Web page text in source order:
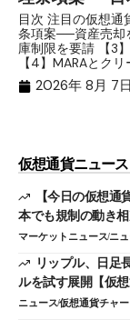
目次 注目の仮想通
条項案──資産売却
庫制限を要請 【3
【4】MARAとク
2026年 8月 7日
仮想通貨ニュース
【今日の仮想
本でも規制の動き
マーケットニュースニ
リップル、日足
ルを試す展開【仮
ニュース仮想通貨チャ